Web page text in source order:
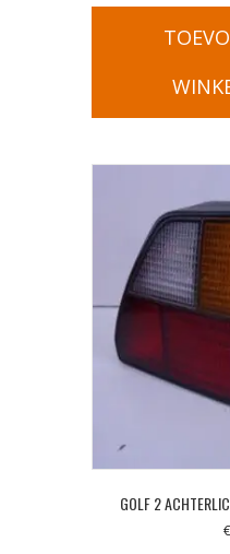
GOLF 2
€